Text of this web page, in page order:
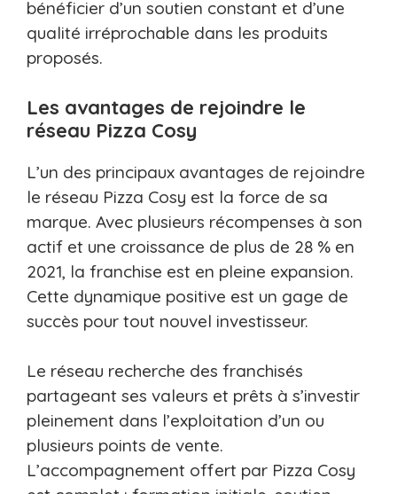
bénéficier d’un soutien constant et d’une
qualité irréprochable dans les produits
proposés.
Les avantages de rejoindre le
réseau Pizza Cosy
L’un des principaux avantages de rejoindre
le réseau Pizza Cosy est la force de sa
marque. Avec plusieurs récompenses à son
actif et une croissance de plus de 28 % en
2021, la franchise est en pleine expansion.
Cette dynamique positive est un gage de
succès pour tout nouvel investisseur.
Le réseau recherche des franchisés
partageant ses valeurs et prêts à s’investir
pleinement dans l’exploitation d’un ou
plusieurs points de vente.
L’accompagnement offert par Pizza Cosy